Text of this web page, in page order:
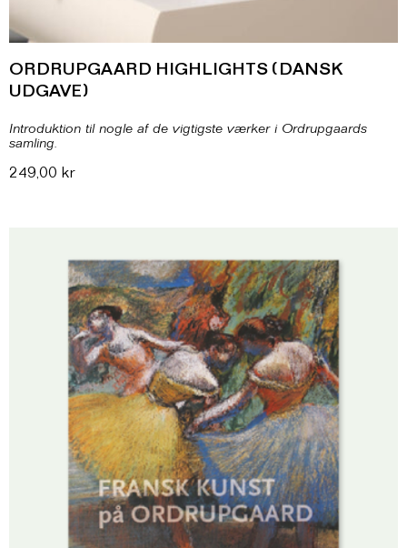
ORDRUPGAARD HIGHLIGHTS (DANSK
UDGAVE)
Introduktion til nogle af de vigtigste værker i Ordrupgaards
samling.
249,00 kr